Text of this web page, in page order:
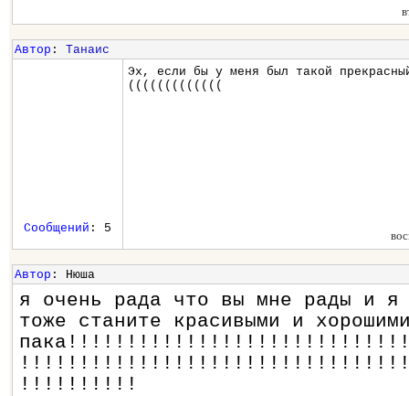
Автор : Танаис
Эх, если бы у меня был такой
(((((((((((((
Сообщений : 5
Автор : Нюша
я очень рада что вы мне рады и я
тоже станите красивыми и
!!!!!!!!!!